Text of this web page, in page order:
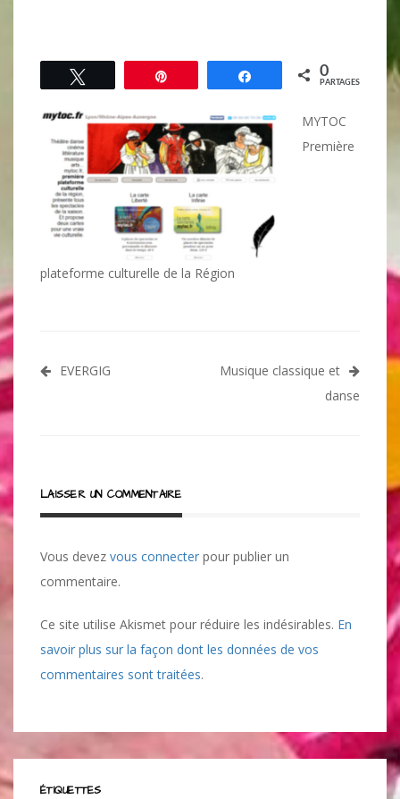
Partagez 0
PARTAGES
MYTOC
Première
plateforme culturelle de la Région
Navigation
EVERGIG
Musique classique et
danse
LAISSER UN COMMENTAIRE
Vous devez vous connecter pour publier un
commentaire.
Ce site utilise Akismet pour réduire les indésirables. En
savoir plus sur la façon dont les données de vos
commentaires sont traitées.
ÉTIQUETTES